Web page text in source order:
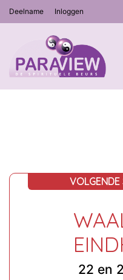
Deelname Inloggen
VOLGENDE
22 en